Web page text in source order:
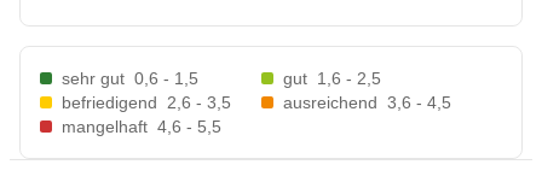
sehr gut 0,6 - 1,5 gut 1,6 - 2,5
befriedigend
2,6 - 3,5 ausreichend 3,6 - 4,5
mangelhaft 4,6 - 5,5